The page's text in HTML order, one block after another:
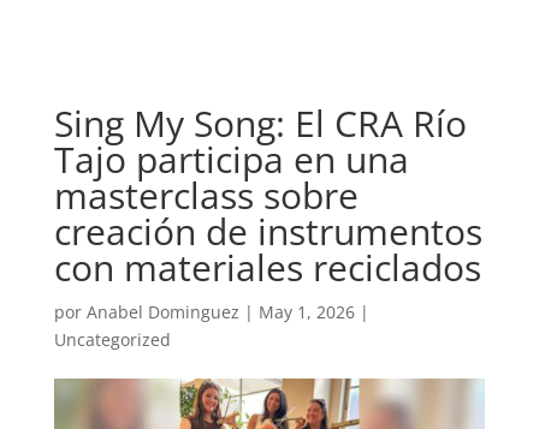
Sing My Song: El CRA Río
Tajo participa en una
masterclass sobre
creación de instrumentos
con materiales reciclados
por Anabel Dominguez | May 1, 2026|
Uncategorized